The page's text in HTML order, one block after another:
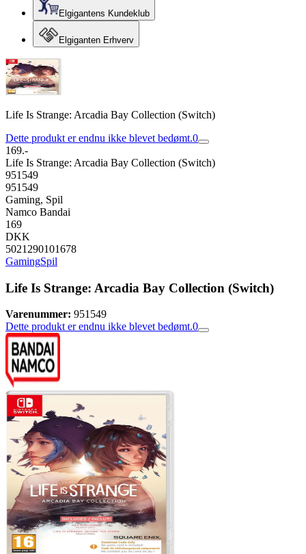
Elgigantens Kundeklub
Elgiganten Erhverv
Life Is Strange: Arcadia Bay Collection (Switch)
Dette produkt er endnu ikke blevet bedømt.0
169.-
Life Is Strange: Arcadia Bay Collection (Switch)
951549
951549
Gaming, Spil
Namco Bandai
169
DKK
5021290101678
GamingSpil
Life Is Strange: Arcadia Bay Collection (Switch)
Varenummer: 951549
Dette produkt er endnu ikke blevet bedømt.0